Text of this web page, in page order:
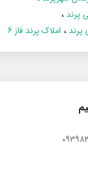
پرند
پرند
املاک پرند فاز 6